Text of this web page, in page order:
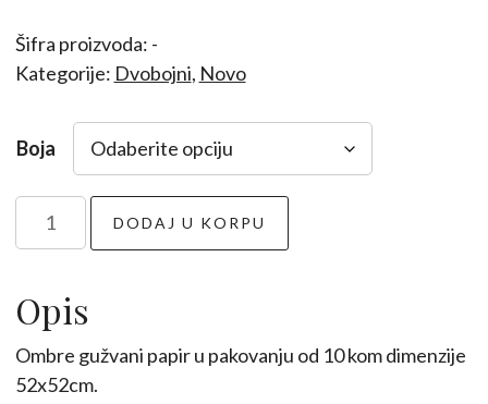
Šifra proizvoda: -
Kategorije: Dvobojni, Novo
Boja
10kom
količina
DODAJ U KORPU
Opis
Ombre gužvani papir u pakovanju od 10 kom dimenzije
52x52cm.